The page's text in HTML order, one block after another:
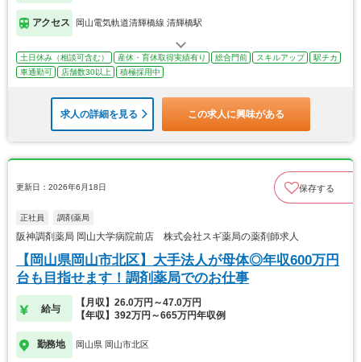
アクセス 岡山電気軌道清輝橋線 清輝橋駅
土日休み（相談可含む） 産休・育休取得実績有り 総合門前 スキルアップ
駅チカ
車通勤可
店舗数30以上 積極採用中
求人の詳細を見る この求人に興味がある
更新日：2026年6月18日 保存する
正社員 調剤薬局
阪神調剤薬局 岡山大学病院前店 株式会社スギ薬局の薬剤師求人
【岡山県岡山市北区】大手法人が母体◎年収600万円
台も目指せます！調剤薬局でのお仕事
給与
【月収】26.0万円～47.0万円
【年収】392万円～665万円年収例
勤務地 岡山県 岡山市北区